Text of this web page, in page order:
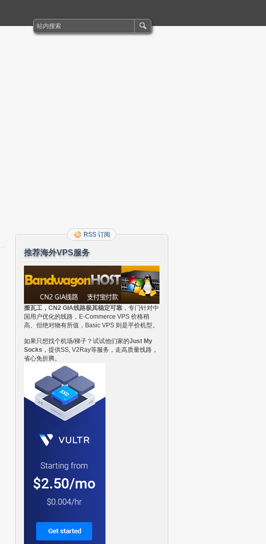
RSS 订阅
推荐海外VPS服务
搬瓦工，CN2 GIA线路极其稳定可靠 ，专门针对中
国用户优化的线路，E-Commerce VPS 价格稍
高、但绝对物有所值，Basic VPS 则是平价机型。
如果只想找个机场/梯子？试试他们家的Just My
Socks ，提供SS, V2Ray等服务，走高质量线路，
省心免折腾。